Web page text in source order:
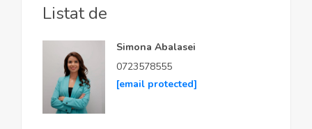
Listat de
Simona Abalasei
0723578555
[email protected]